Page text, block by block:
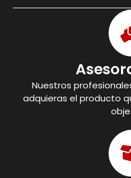
Nuestros
adquieras el producto